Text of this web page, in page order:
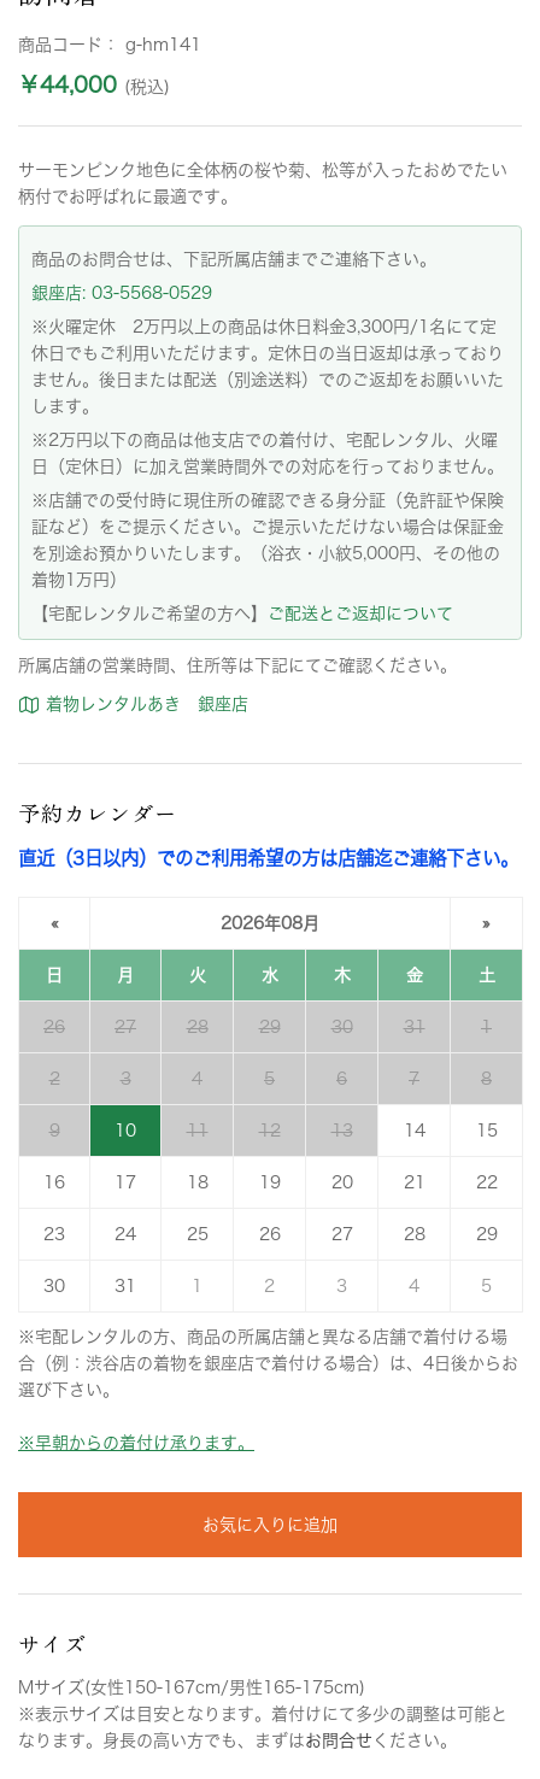
商品コード： g-hm141
￥44,000 (税込)
サーモンピンク地色に全体柄の桜や菊、松等が入ったおめでたい
柄付でお呼ばれに最適です。
商品のお問合せは、下記所属店舗までご連絡下さい。
銀座店: 03-5568-0529
※火曜定休 2万円以上の商品は休日料金3,300円/1名にて定
休日でもご利用いただけます。定休日の当日返却は承っており
ません。後日または配送（別途送料）でのご返却をお願いいた
します。
※2万円以下の商品は他支店での着付け、宅配レンタル、火曜
日（定休日）に加え営業時間外での対応を行っておりません。
※店舗での受付時に現住所の確認できる身分証（免許証や保険
証など）をご提示ください。ご提示いただけない場合は保証金
を別途お預かりいたします。（浴衣・小紋5,000円、その他の
着物1万円）
【宅配レンタルご希望の方へ】
ご配送とご返却について
所属店舗の営業時間、住所等は下記にてご確認ください。
着物レンタルあき 銀座店
予約カレンダー
直近（3日以内）でのご利用希望の方は店舗迄ご連絡下さい。
« 2026年08月 »
日 月 火 水 木 金 土
26 27 28 29 30 31 1
2 3 4 5 6 7 8
9 10 11 12 13 14 15
16 17 18 19 20 21 22
23 24 25 26 27 28 29
30 31 2 3 4 5
※宅配レンタルの方、商品の所属店舗と異なる店舗で着付ける場
合（例：渋谷店の着物を銀座店で着付ける場合）は、4日後からお
選び下さい。
※早朝からの着付け承ります。
お気に入りに追加
サイズ
Mサイズ(女性150-167cm/男性165-175cm)
※表示サイズは目安となります。着付けにて多少の調整は可能と
なります。身長の高い方でも、まずはお問合せ ください。